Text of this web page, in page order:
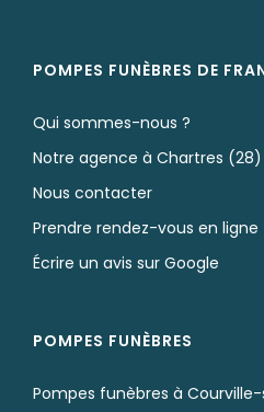
Rites & Cultes
Textes et Conseils pour
POMPES FUNÈBRES DE
Qui sommes-nous ?
Notre agence à Chartres (28)
Nous contacter
Prendre rendez-vous en ligne
Écrire un avis sur Google
POMPES FUNÈBRES
Pompes funèbres à